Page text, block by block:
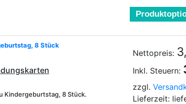
8 Stück
Kindergeburtstag, 8 Stück.
Nettopreis:
Inkl. Steuern:
zzgl.
Lieferzeit: